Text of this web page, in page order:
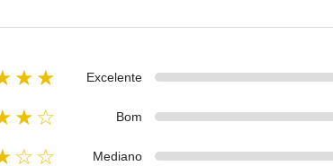
Excelente
Bom
Mediano